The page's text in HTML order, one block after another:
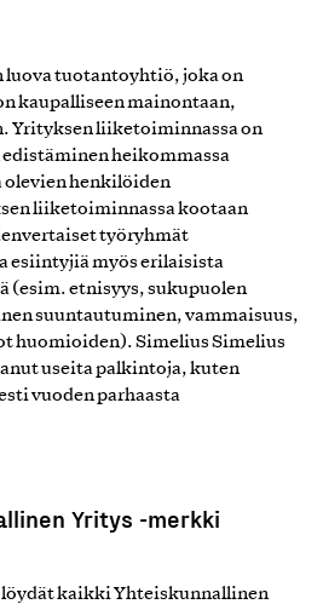
luova tuotantoyhtiö, joka on
kaupalliseen mainontaan,
Yrityksen liiketoiminnassa on
heikommassa
olevien henkilöiden
liiketoiminnassa kootaan
työryhmät
esiintyjiä myös erilaisista
(esim. etnisyys, sukupuolen
suuntautuminen, vammaisuus,
huomioiden). Simelius Simelius
useita palkintoja, kuten
vuoden parhaasta
Yritys -merkki
kaikki Yhteiskunnallinen